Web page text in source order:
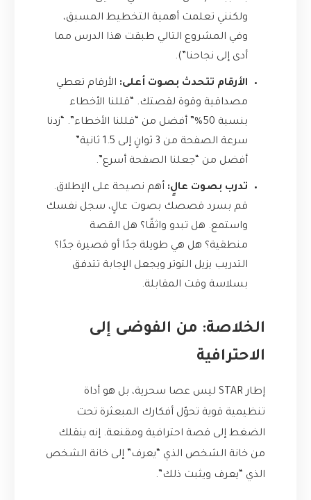
ولكنني تعلمت أهمية التخطيط المسبق،
وفي المشروع التالي طبقت هذا الدرس مما
أدى إلى نجاحنا”).
الأرقام تتحدث بصوت أعلى: الأرقام تعطي
مصداقية وقوة لقصتك. “قللنا الأخطاء
بنسبة 50%” أفضل من “قللنا الأخطاء”. “زدنا
سرعة الصفحة من 3 ثوانٍ إلى 1.5 ثانية”
أفضل من “جعلنا الصفحة أسرع”.
تدرب بصوت عالٍ: أهم نصيحة على الإطلاق.
قم بسرد قصصك بصوت عالٍ، سجل نفسك
واستمع. هل تبدو واثقًا؟ هل القصة
منطقية؟ هل هي طويلة جدًا أو قصيرة جدًا؟
التدريب يزيل التوتر ويجعل الإجابة تتدفق
بسلاسة وقت المقابلة.
الخلاصة: من الفوضى إلى
الاحترافية
إطار STAR ليس عصا سحرية، بل هو أداة
تنظيمية قوية تحوّل أفكارك المبعثرة تحت
الضغط إلى قصة احترافية ومقنعة. إنه ينقلك
من خانة الشخص الذي “يعرف” إلى خانة الشخص
الذي “يعرف ويثبت ذلك”.